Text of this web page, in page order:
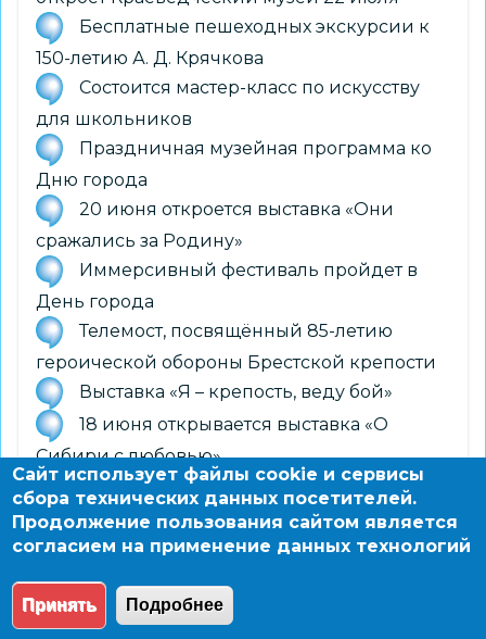
Бесплатные пешеходных экскурсии к
150-летию А. Д. Крячкова
Состоится мастер-класс по искусству
для школьников
Праздничная музейная программа ко
Дню города
20 июня откроется выставка «Они
сражались за Родину»
Иммерсивный фестиваль пройдет в
День города
Телемост, посвящённый 85-летию
героической обороны Брестской крепости
Выставка «Я – крепость, веду бой»
18 июня открывается выставка «О
Сибири с любовью»
9 июня откроется выставка
«Правильное детство»
11 июня открывается выставка «Родня»
© 2004 - 2026 Новосибирский информационно-
Сайт использует файлы cookie и сервисы
сбора технических данных посетителей.
Продолжение пользования сайтом является
согласием на применение данных технологий
Принять Подробнее